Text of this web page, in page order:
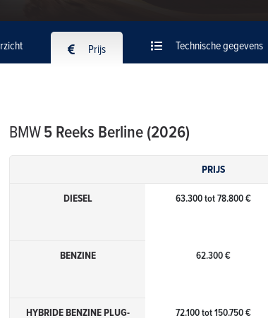
Prijs Technische gegevens
BMW5 Reeks Berline (2026)
PRIJS
DIESEL
63.300 tot 78.800 €
BENZINE 62.300 €
HYBRIDE BENZINE PLUG-
72.100 tot 150.750 €